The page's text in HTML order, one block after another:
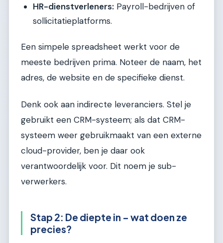
HR-dienstverleners: Payroll-bedrijven of
sollicitatieplatforms.
Een simpele spreadsheet werkt voor de
meeste bedrijven prima. Noteer de naam, het
adres, de website en de specifieke dienst.
Denk ook aan indirecte leveranciers. Stel je
gebruikt een CRM-systeem; als dat CRM-
systeem weer gebruikmaakt van een externe
cloud-provider, ben je daar ook
verantwoordelijk voor. Dit noem je sub-
verwerkers.
Stap 2: De diepte in – wat doen ze
precies?